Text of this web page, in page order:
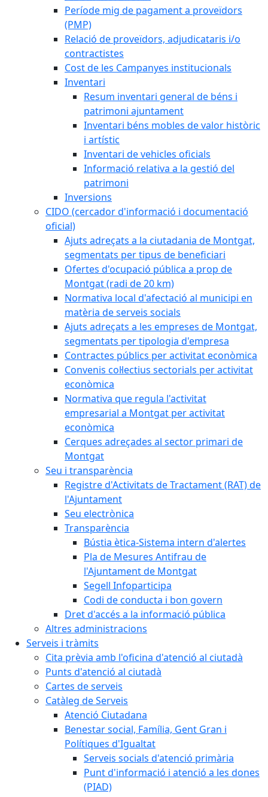
Període mig de pagament a proveïdors
(PMP)
Relació de proveïdors, adjudicataris i/o
contractistes
Cost de les Campanyes institucionals
Inventari
Resum inventari general de béns i
patrimoni ajuntament
Inventari béns mobles de valor històric
i artístic
Inventari de vehicles oficials
Informació relativa a la gestió del
patrimoni
Inversions
CIDO (cercador d'informació i documentació
oficial)
Ajuts adreçats a la ciutadania de Montgat,
segmentats per tipus de beneficiari
Ofertes d'ocupació pública a prop de
Montgat (radi de 20 km)
Normativa local d'afectació al municipi en
matèria de serveis socials
Ajuts adreçats a les empreses de Montgat,
segmentats per tipologia d'empresa
Contractes públics per activitat econòmica
Convenis col·lectius sectorials per activitat
econòmica
Normativa que regula l'activitat
empresarial a Montgat per activitat
econòmica
Cerques adreçades al sector primari de
Montgat
Seu i transparència
Registre d'Activitats de Tractament (RAT) de
l'Ajuntament
Seu electrònica
Transparència
Bústia ètica-Sistema intern d'alertes
Pla de Mesures Antifrau de
l'Ajuntament de Montgat
Segell Infoparticipa
Codi de conducta i bon govern
Dret d'accés a la informació pública
Altres administracions
Serveis i tràmits
Cita prèvia amb l'oficina d'atenció al ciutadà
Punts d'atenció al ciutadà
Cartes de serveis
Catàleg de Serveis
Atenció Ciutadana
Benestar social, Família, Gent Gran i
Polítiques d'Igualtat
Serveis socials d'atenció primària
Punt d'informació i atenció a les dones
(PIAD)